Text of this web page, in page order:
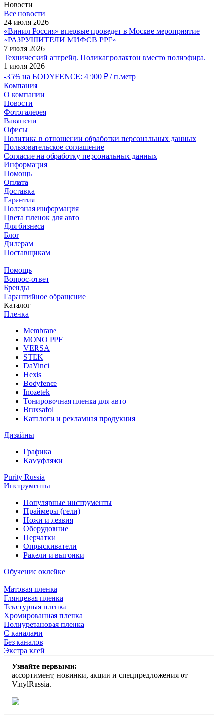
Новости
Все новости
24 июля 2026
«Винил Россия» впервые проведет в Москве мероприятие
«РАЗРУШИТЕЛИ МИФОВ PPF»
7 июля 2026
Технический апгрейд. Поликапролактон вместо полиэфира.
1 июля 2026
-35% на BODYFENCE: 4 900 ₽ / п.метр
Компания
О компании
Новости
Фотогалерея
Вакансии
Офисы
Политика в отношении обработки персональных данных
Пользовательское соглашение
Согласие на обработку персональных данных
Информация
Помощь
Оплата
Доставка
Гарантия
Полезная информация
Цвета пленок для авто
Для бизнеса
Блог
Дилерам
Поставщикам
Помощь
Вопрос-ответ
Бренды
Гарантийное обращение
Каталог
Пленка
Membrane
MONO PPF
VERSA
STEK
DaVinci
Hexis
Bodyfence
Inozetek
Тонировочная пленка для авто
Bruxsafol
Каталоги и рекламная продукция
Дизайны
Графика
Камуфляжи
Purity Russia
Инструменты
Популярные инструменты
Праймеры (гели)
Ножи и лезвия
Оборудовние
Перчатки
Опрыскиватели
Ракели и выгонки
Обучение оклейке
Матовая пленка
Глянцевая пленка
Текстурная пленка
Хромированная пленка
Полиуретановая пленка
С каналами
Без каналов
Экстра клей
Узнайте первыми:
ассортимент, новинки, акции и спецпредложения от
VinylRussia.